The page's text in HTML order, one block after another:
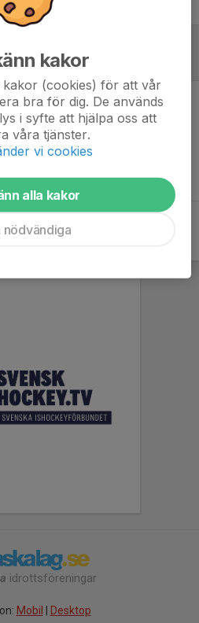
skrivet
idrottsföreningar
Mobil Desktop
kakor
kakor (cookies) för att vår
bra för dig. De används
i syfte att hjälpa oss att
våra tjänster.
vi cookies
alla kakor
nödvändiga